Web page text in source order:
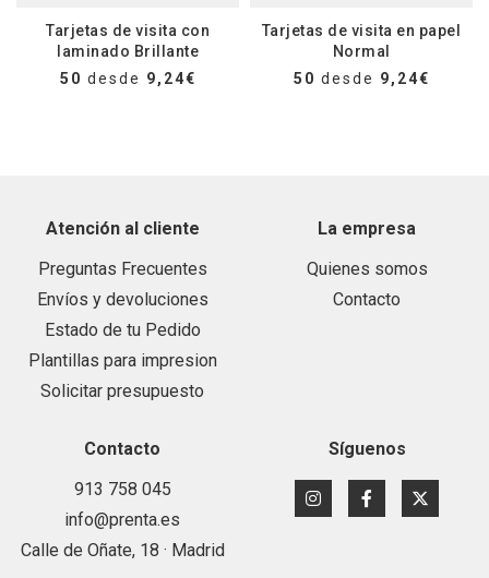
Tarjetas de visita con
laminado Brillante
50 desde 9,24€
Tarjetas de visita en papel
Normal
50 desde 9,24€
Atención al cliente
Preguntas Frecuentes
Envíos y devoluciones
Estado de tu Pedido
Plantillas para impresion
Solicitar presupuesto
La empresa
Quienes somos
Contacto
Contacto
913 758 045
info@prenta.es
Calle de Oñate, 18 · Madrid
Síguenos